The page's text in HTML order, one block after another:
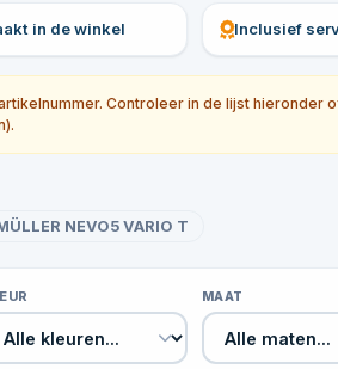
in de winkel Inclusief
Controleer in de lijst hieronder
NEVO5 VARIO T
MAAT